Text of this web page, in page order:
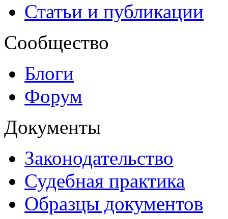
Статьи и публикации
Сообщество
Блоги
Форум
Документы
Законодательство
Судебная практика
Образцы документов